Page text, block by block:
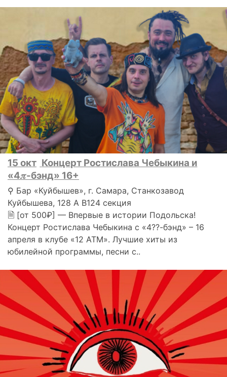
15 окт Концерт Ростислава Чебыкина и
«4𝜋-бэнд» 16+
⚲ Бар «Куйбышев», г. Самара, Станкозавод
Куйбышева, 128 А В124 секция
🗎 [от 500₽] — Впервые в истории Подольска!
Концерт Ростислава Чебыкина с «4??-бэнд» – 16
апреля в клубе «12 АТМ». Лучшие хиты из
юбилейной программы, песни с..